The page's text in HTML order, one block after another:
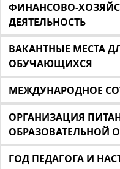
ФИНАНСОВО-
ДЕЯТЕЛЬНОСТЬ
ВАКАНТНЫЕ МЕСТА
ОБУЧАЮЩИХСЯ
МЕЖДУНАРОДНОЕ
ОРГАНИЗАЦИЯ
ОБРАЗОВАТЕЛЬНОЙ
ГОД ПЕДАГОГА И